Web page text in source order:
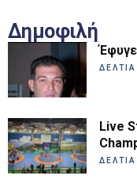
Δημοφιλή
Live